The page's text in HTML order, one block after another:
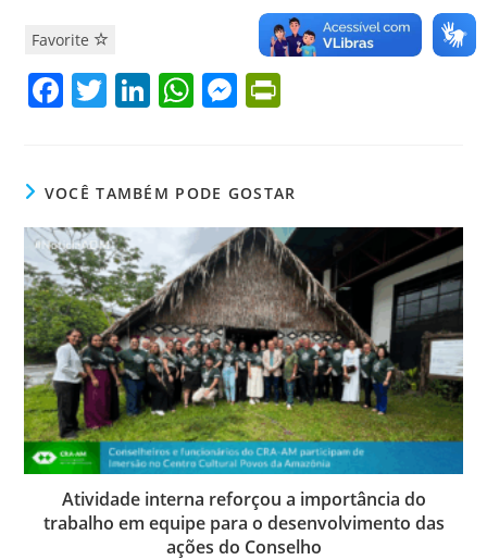
Favorite
F
e
b
o
o
k
T
er
Li
e
dI
n
W
s
A
p
p
M
e
n
g
er
ri
e
n
dl
y
VOCÊ TAMBÉM PODE GOSTAR
Atividade interna reforçou a importância do
trabalho em equipe para o desenvolvimento das
ações do Conselho